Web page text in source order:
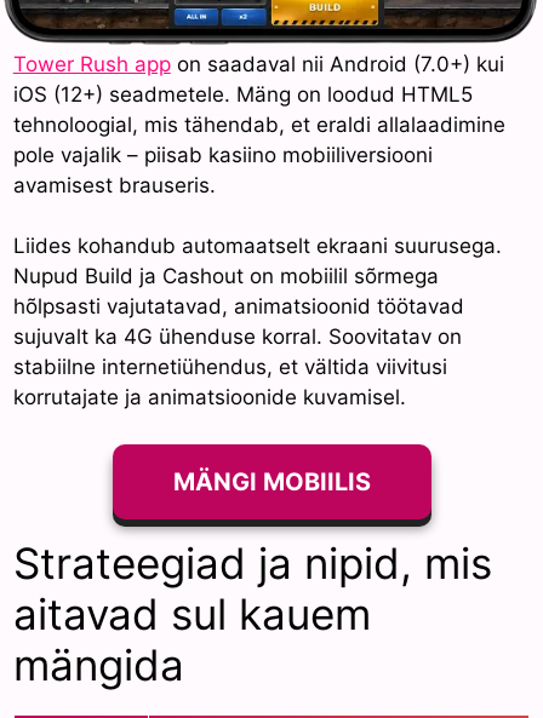
Tower Rush appon saadaval nii Android (7.0+) kui
iOS (12+) seadmetele. Mäng on loodud HTML5
tehnoloogial, mis tähendab, et eraldi allalaadimine
pole vajalik – piisab kasiino mobiiliversiooni
avamisest brauseris.
Liides kohandub automaatselt ekraani suurusega.
Nupud Build ja Cashout on mobiilil sõrmega
hõlpsasti vajutatavad, animatsioonid töötavad
sujuvalt ka 4G ühenduse korral. Soovitatav on
stabiilne internetiühendus, et vältida viivitusi
korrutajate ja animatsioonide kuvamisel.
MÄNGI MOBIILIS
Strateegiad ja nipid, mis
aitavad sul kauem
mängida